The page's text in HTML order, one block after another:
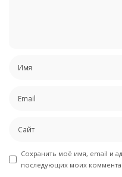
Сохранить моё имя, email и
последующих моих